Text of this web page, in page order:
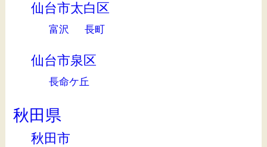
仙台市太白区
富沢 長町
仙台市泉区
長命ケ丘
秋田県
秋田市